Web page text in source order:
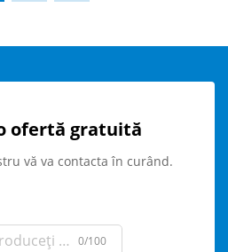
ofertă gratuită
vă va contacta în curând.
0/100